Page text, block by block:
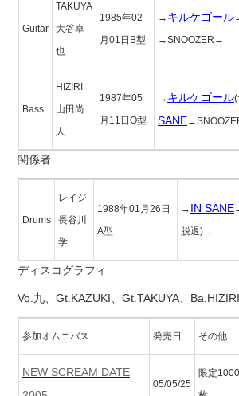
Guitar
TAKUYA
大谷卓
也
1985年02
月01日B型
→ キルケゴール
→SNOOZER→
Bass
HIZIRI
山田尚
人
1987年05
月11日O型
→ キルケゴール(
SANE
関係者
Drums
レイジ
長谷川
学
1988年01月26日
A型
→ IN SANE
脱退)→
ディスコグラフィ
Vo.九、Gt.KAZUKI、Gt.TAKUYA、Ba.HIZIRI
参加オムニバス 発売日 その他
NEW SCREAM DATE
05/05/25
限定1000